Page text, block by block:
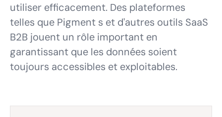
utiliser efficacement. Des plateformes
telles que Pigment s et d'autres outils SaaS
B2B jouent un rôle important en
garantissant que les données soient
toujours accessibles et exploitables.